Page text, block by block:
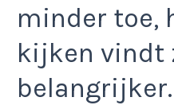
minder toe,
kijken vindt
belangrijker.